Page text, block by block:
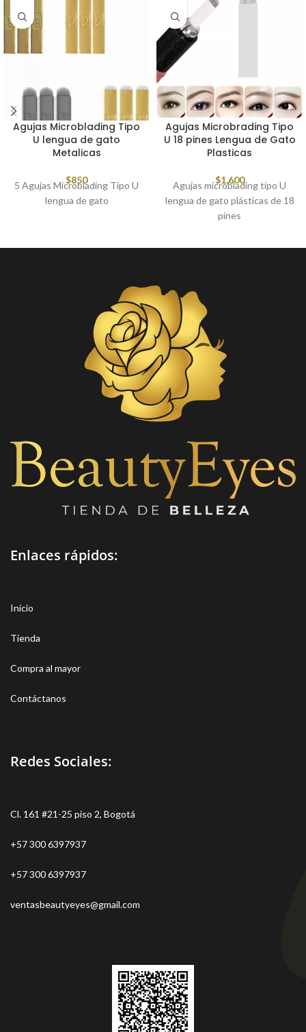
Agujas Microblading Tipo
U lengua de gato
Metalicas
$850
5 Agujas Microblading Tipo U
lengua de gato
Agujas Microbrading Tipo
U 18 pines Lengua de Gato
Plasticas
$1,600
Agujas microblading tipo U
lengua de gato plásticas de 18
pines
Enlaces rápidos:
Inicio
Tienda
Compra al mayor
Contáctanos
Redes Sociales:
Cl. 161 #21-25 piso 2, Bogotá
+57 300 6397937
+57 300 6397937
ventasbeautyeyes@gmail.com